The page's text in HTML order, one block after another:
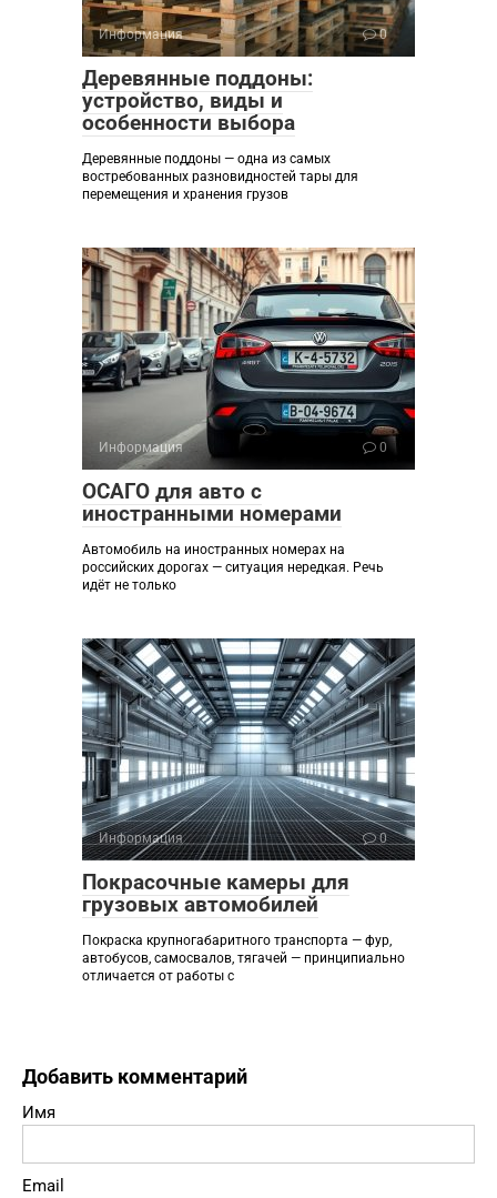
Информация 0
Деревянные поддоны:
устройство, виды и
особенности выбора
Деревянные поддоны — одна из самых
востребованных разновидностей тары для
перемещения и хранения грузов
Информация 0
ОСАГО для авто с
иностранными номерами
Автомобиль на иностранных номерах на
российских дорогах — ситуация нередкая. Речь
идёт не только
Информация 0
Покрасочные камеры для
грузовых автомобилей
Покраска крупногабаритного транспорта — фур,
автобусов, самосвалов, тягачей — принципиально
отличается от работы с
Добавить комментарий
Имя
Email